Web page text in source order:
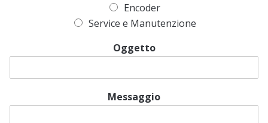
Encoder
Service e Manutenzione
Oggetto
Messaggio